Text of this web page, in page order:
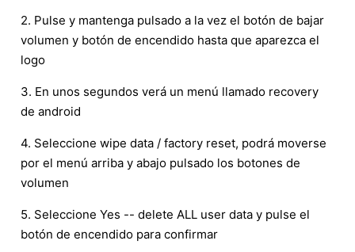
2. Pulse y mantenga pulsado a la vez el botón de bajar
volumen y botón de encendido hasta que aparezca el
logo
3. En unos segundos verá un menú llamado recovery
de android
4. Seleccione wipe data / factory reset, podrá moverse
por el menú arriba y abajo pulsado los botones de
volumen
5. Seleccione Yes -- delete ALL user data y pulse el
botón de encendido para confirmar